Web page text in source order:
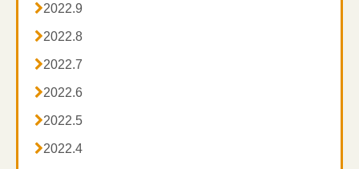
2022.9
2022.8
2022.7
2022.6
2022.5
2022.4